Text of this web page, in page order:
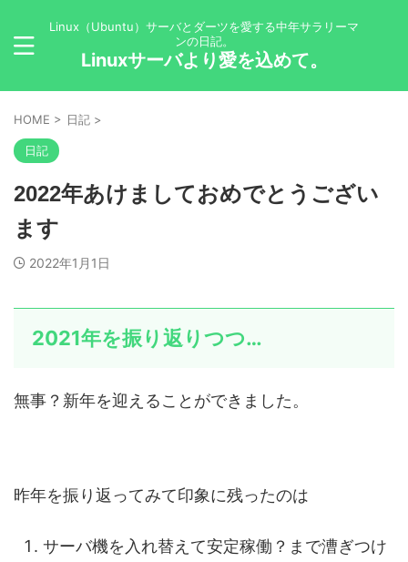
Linux（Ubuntu）サーバとダーツを愛する中年サラリーマ
ンの日記。
Linuxサーバより愛を込めて。
HOME > 日記 >
日記
2022年あけましておめでとうござい
ます
2022年1月1日
2021年を振り返りつつ…
無事？新年を迎えることができました。
昨年を振り返ってみて印象に残ったのは
サーバ機を入れ替えて安定稼働？まで漕ぎつけ